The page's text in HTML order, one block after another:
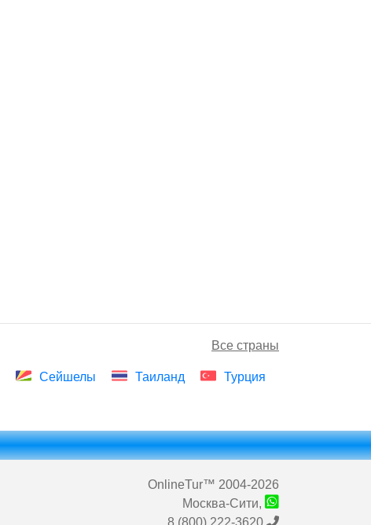
Все страны
Сейшелы Таиланд Турция
OnlineTur™ 2004-2026
Москва-Сити,
8 (800) 222-3620